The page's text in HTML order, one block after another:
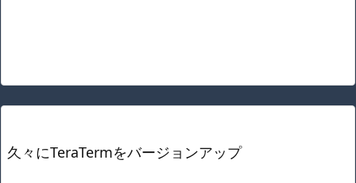
久々にTeraTermをバージョンアップ